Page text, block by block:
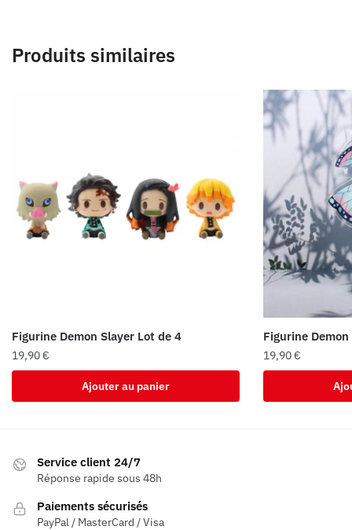
Produits similaires
Figurine Demon Slayer Lot de 4
19,90€
Ajouter au panier
Figurine
19,90€
Service client 24/7
Réponse rapide sous 48h
Paiements sécurisés
PayPal / MasterCard / Visa